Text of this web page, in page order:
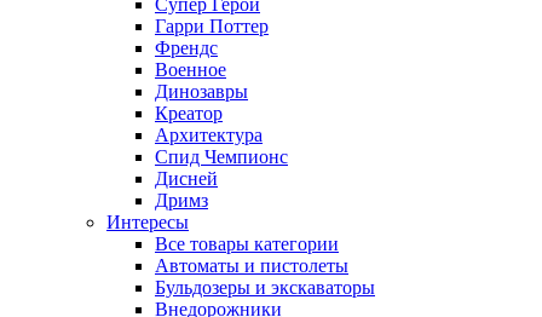
Супер Герои
Гарри Поттер
Френдс
Военное
Динозавры
Креатор
Архитектура
Спид Чемпионс
Дисней
Дримз
Интересы
Все товары категории
Автоматы и пистолеты
Бульдозеры и экскаваторы
Внедорожники